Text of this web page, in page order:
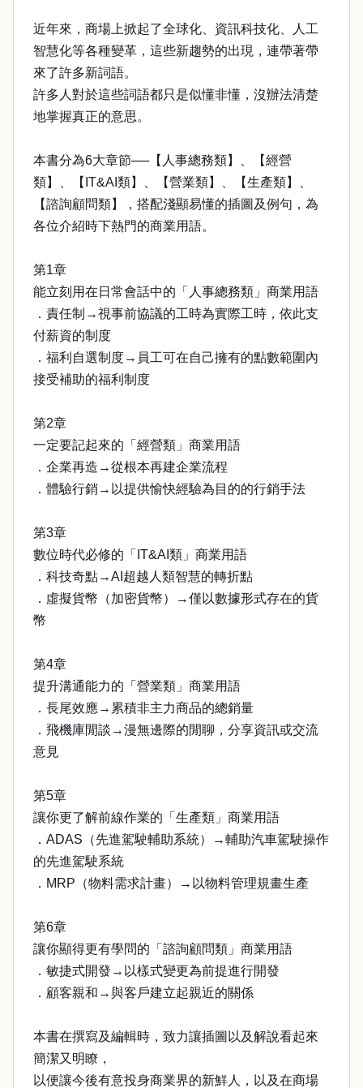
近年來，商場上掀起了全球化、資訊科技化、人工
智慧化等各種變革，這些新趨勢的出現，連帶著帶
來了許多新詞語。
許多人對於這些詞語都只是似懂非懂，沒辦法清楚
地掌握真正的意思。
本書分為6大章節──【人事總務類】、【經營
類】、【IT&AI類】、【營業類】、【生產類】、
【諮詢顧問類】，搭配淺顯易懂的插圖及例句，為
各位介紹時下熱門的商業用語。
第1章
能立刻用在日常會話中的「人事總務類」商業用語
．責任制→視事前協議的工時為實際工時，依此支
付薪資的制度
．福利自選制度→員工可在自己擁有的點數範圍內
接受補助的福利制度
第2章
一定要記起來的「經營類」商業用語
．企業再造→從根本再建企業流程
．體驗行銷→以提供愉快經驗為目的的行銷手法
第3章
數位時代必修的「IT&AI類」商業用語
．科技奇點→AI超越人類智慧的轉折點
．虛擬貨幣（加密貨幣）→僅以數據形式存在的貨
幣
第4章
提升溝通能力的「營業類」商業用語
．長尾效應→累積非主力商品的總銷量
．飛機庫閒談→漫無邊際的閒聊，分享資訊或交流
意見
第5章
讓你更了解前線作業的「生產類」商業用語
．ADAS（先進駕駛輔助系統）→輔助汽車駕駛操作
的先進駕駛系統
．MRP（物料需求計畫）→以物料管理規畫生產
第6章
讓你顯得更有學問的「諮詢顧問類」商業用語
．敏捷式開發→以樣式變更為前提進行開發
．顧客親和→與客戶建立起親近的關係
本書在撰寫及編輯時，致力讓插圖以及解說看起來
簡潔又明瞭，
以便讓今後有意投身商業界的新鮮人，以及在商場